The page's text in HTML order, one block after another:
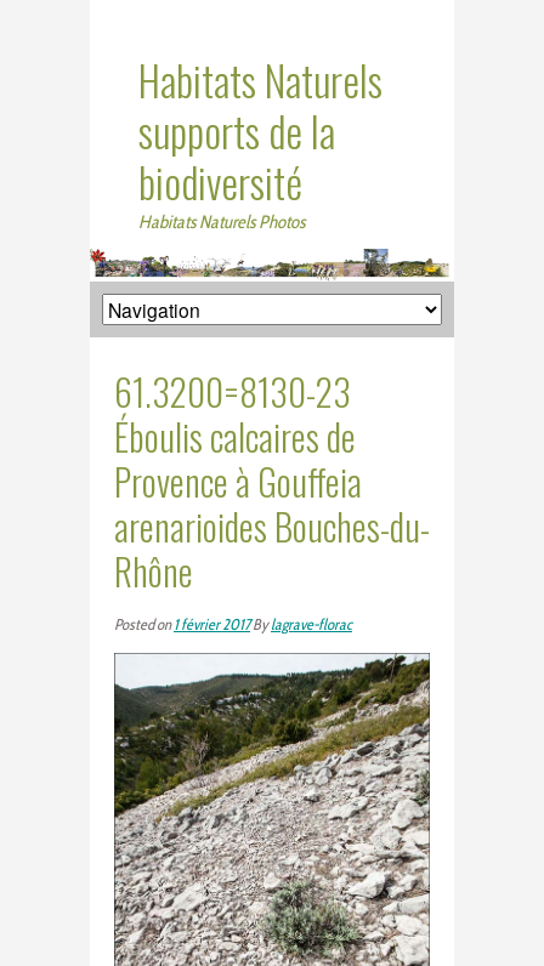
Habitats Naturels
supports de la
biodiversité
Habitats Naturels Photos
61.3200=8130-23
Éboulis calcaires de
Provence à Gouffeia
arenarioides Bouches-du-
Rhône
Posted on1 février 2017Bylagrave-florac